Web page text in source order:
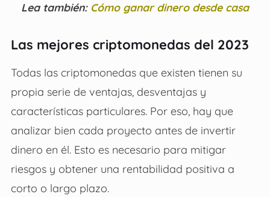
Lea también: Cómo ganar dinero desde casa
Las mejores criptomonedas del 2023
Todas las criptomonedas que existen tienen su
propia serie de ventajas, desventajas y
características particulares. Por eso, hay que
analizar bien cada proyecto antes de invertir
dinero en él. Esto es necesario para mitigar
riesgos y obtener una rentabilidad positiva a
corto o largo plazo.